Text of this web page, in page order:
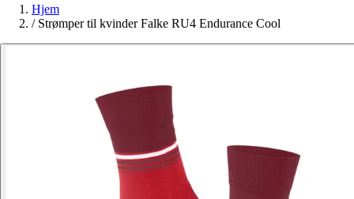
Hjem
/ Strømper til kvinder Falke RU4 Endurance Cool